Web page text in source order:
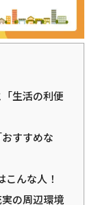
生活の利便
すすめな
こんな人！
の周辺環境